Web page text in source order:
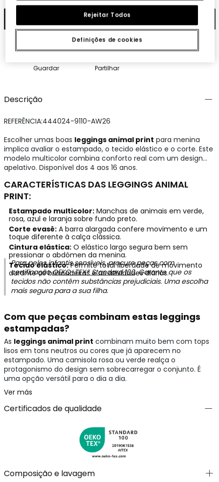
Adicionar
Guardar Partilhar
Descrição
REFERÊNCIA:444024-9110-AW26
Escolher umas boas leggings animal print para menina
implica avaliar o estampado, o tecido elástico e o corte. Este
modelo multicolor combina conforto real com um design
apelativo. Disponível dos 4 aos 16 anos.
CARACTERÍSTICAS DAS LEGGINGS ANIMAL
PRINT:
Estampado multicolor:Manchas de animais em verde,
rosa, azul e laranja sobre fundo preto.
Corte evasê:A barra alargada confere movimento e um
toque diferente à calça clássica.
Cintura elástica:O elástico largo segura bem sem
pressionar o abdómen da menina.
Tecido elástico:Permite total liberdade de movimento
durante as brincadeiras e as atividades diárias.
Para peles infantis sensíveis, procure peças com
certificaçãoOEKO-TEX® Standard 100. Garante que os
tecidos não contêm substâncias prejudiciais. Uma escolha
mais segura para a sua filha.
Com que peças combinam estas leggings
estampadas?
As leggings animal print combinam muito bem com tops
lisos em tons neutros ou cores que já aparecem no
estampado. Uma camisola rosa ou verde realça o
protagonismo do design sem sobrecarregar o conjunto. É
uma opção versátil para o dia a dia.
Ver más
Certificados de qualidade
Composição e lavagem
Definições de cookies
Rejeitar Todos